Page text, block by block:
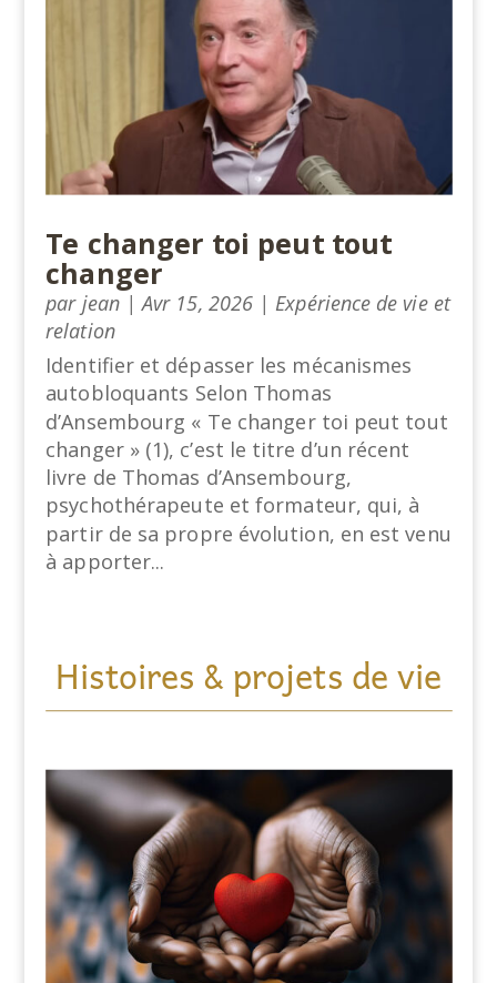
Te changer toi peut tout
changer
par jean|Avr 15, 2026| Expérience de vie et
relation
Identifier et dépasser les mécanismes
autobloquants Selon Thomas
d’Ansembourg « Te changer toi peut tout
changer » (1), c’est le titre d’un récent
livre de Thomas d’Ansembourg,
psychothérapeute et formateur, qui, à
partir de sa propre évolution, en est venu
à apporter...
Histoires & projets de vie